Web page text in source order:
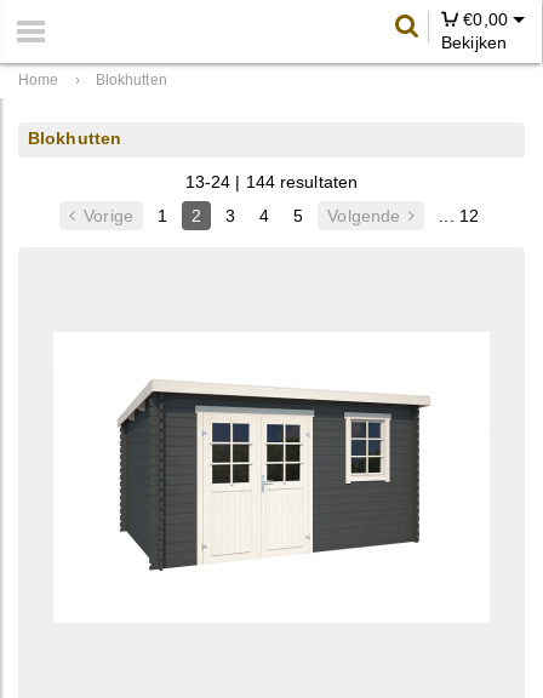
€0,00
Bekijken
Home › Blokhutten
Blokhutten
13-24 | 144 resultaten
Vorige
1 2 3 4 5 Volgende ... 12